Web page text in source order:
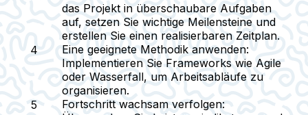
das Projekt in überschaubare Aufgaben
auf, setzen Sie wichtige Meilensteine und
erstellen Sie einen realisierbaren Zeitplan.
Eine geeignete Methodik anwenden:
Implementieren Sie Frameworks wie Agile
oder Wasserfall, um Arbeitsabläufe zu
organisieren.
Fortschritt wachsam verfolgen: